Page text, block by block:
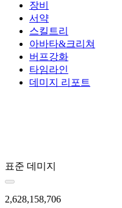
장비
서약
스킬트리
아바타&크리쳐
버프강화
타임라인
데미지 리포트
표준 데미지
2,628,158,706